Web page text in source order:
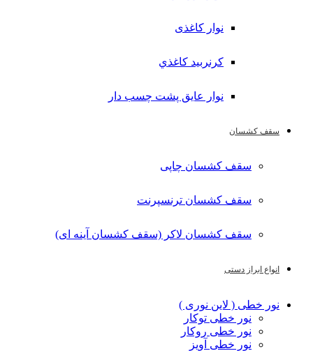
نوار کاغذی
کرنربید کاغذي
نوار عایق پشت چسب دار
سقف کشسان
سقف کشسان چاپی
سقف کشسان ترنسپرنت
سقف کشسان لاکر (سقف کشسان آینه ای)
انواع ابراز دستی
نور خطی ( لاین نوری )
نور خطی توکار
نور خطی روکار
نور خطی آویز